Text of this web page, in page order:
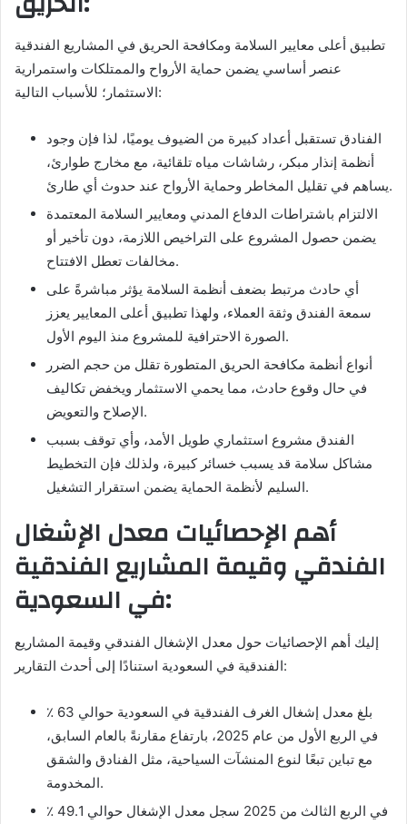
تطبيق أعلى معايير السلامة ومكافحة الحريق في المشاريع الفندقية
عنصر أساسي يضمن حماية الأرواح والممتلكات واستمرارية
الاستثمار؛ للأسباب التالية:
الفنادق تستقبل أعداد كبيرة من الضيوف يوميًا، لذا فإن وجود
أنظمة إنذار مبكر، رشاشات مياه تلقائية، مع مخارج طوارئ،
يساهم في تقليل المخاطر وحماية الأرواح عند حدوث أي طارئ.
الالتزام باشتراطات الدفاع المدني ومعايير السلامة المعتمدة
يضمن حصول المشروع على التراخيص اللازمة، دون تأخير أو
مخالفات تعطل الافتتاح.
أي حادث مرتبط بضعف أنظمة السلامة يؤثر مباشرةً على
سمعة الفندق وثقة العملاء، ولهذا تطبيق أعلى المعايير يعزز
الصورة الاحترافية للمشروع منذ اليوم الأول.
أنواع أنظمة مكافحة الحريق المتطورة تقلل من حجم الضرر
في حال وقوع حادث، مما يحمي الاستثمار ويخفض تكاليف
الإصلاح والتعويض.
الفندق مشروع استثماري طويل الأمد، وأي توقف بسبب
مشاكل سلامة قد يسبب خسائر كبيرة، ولذلك فإن التخطيط
السليم لأنظمة الحماية يضمن استقرار التشغيل.
أهم الإحصائيات معدل الإشغال
الفندقي وقيمة المشاريع الفندقية
في السعودية:
إليك أهم الإحصائيات حول معدل الإشغال الفندقي وقيمة المشاريع
الفندقية في السعودية استنادًا إلى أحدث التقارير:
بلغ معدل إشغال الغرف الفندقية في السعودية حوالي 63 ٪
في الربع الأول من عام 2025، بارتفاع مقارنةً بالعام السابق،
مع تباين تبعًا لنوع المنشآت السياحية، مثل الفنادق والشقق
المخدومة.
في الربع الثالث من 2025 سجل معدل الإشغال حوالي 49.1 ٪